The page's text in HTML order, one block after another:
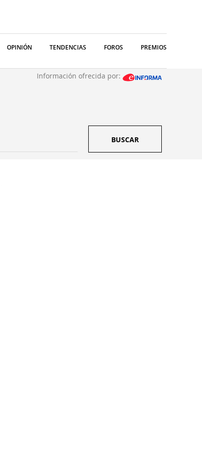
OPINIÓN TENDENCIAS FOROS PREMIOS
Información ofrecida por:
BUSCAR